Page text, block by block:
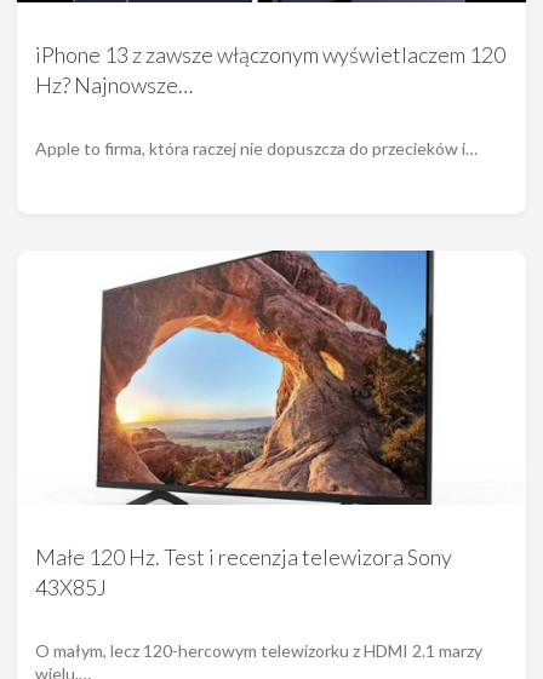
iPhone 13 z zawsze włączonym wyświetlaczem 120
Hz? Najnowsze…
Apple to firma, która raczej nie dopuszcza do przecieków i…
Małe 120 Hz. Test i recenzja telewizora Sony
43X85J
O małym, lecz 120-hercowym telewizorku z HDMI 2.1 marzy
wielu.…